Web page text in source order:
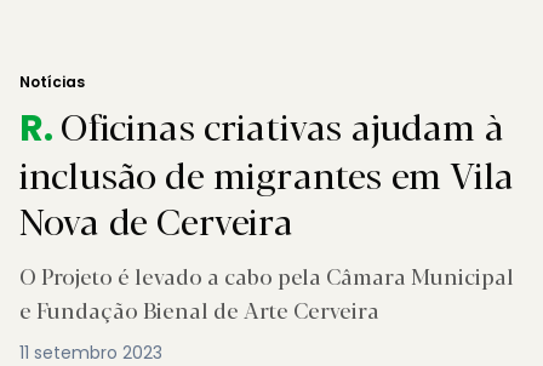
Notícias
R.Oficinas criativas ajudam à
inclusão de migrantes em Vila
Nova de Cerveira
O Projeto é levado a cabo pela Câmara Municipal
e Fundação Bienal de Arte Cerveira
11 setembro 2023